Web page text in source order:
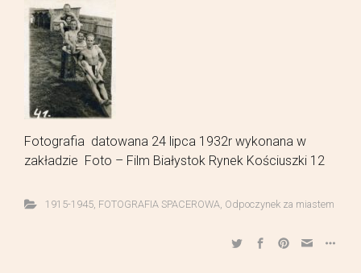
Fotografia datowana 24 lipca 1932r wykonana w
zakładzie Foto – Film Białystok Rynek Kościuszki 12
1915-1945, FOTOGRAFIA SPACEROWA Odpoczynek za miastem